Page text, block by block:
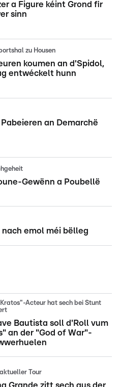
a Figure kéint Grond fir
sinn
zu Housen
koumen an d'Spidol,
entwéckelt hunn
an Demarchë
Gewënn a Poubellë
emol méi bëlleg
Acteur hat sech bei Stunt
Bautista soll d'Roll vum
an der "God of War"-
Tour
Grande zitt sech aus der